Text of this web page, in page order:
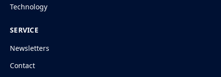
Technology
SERVICE
Newsletters
Contact